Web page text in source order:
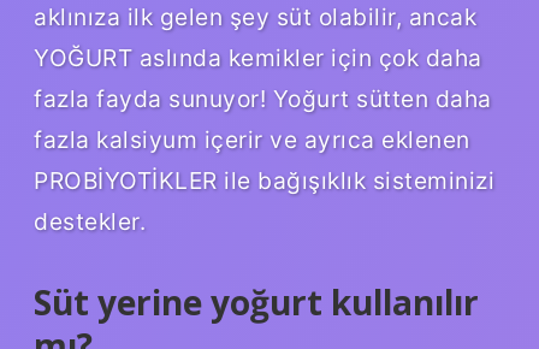
aklınıza ilk gelen şey süt olabilir, ancak
YOĞURT aslında kemikler için çok daha
fazla fayda sunuyor! Yoğurt sütten daha
fazla kalsiyum içerir ve ayrıca eklenen
PROBİYOTİKLER ile bağışıklık sisteminizi
destekler.
Süt yerine yoğurt kullanılır